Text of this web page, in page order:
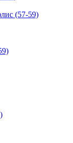
(57-59)